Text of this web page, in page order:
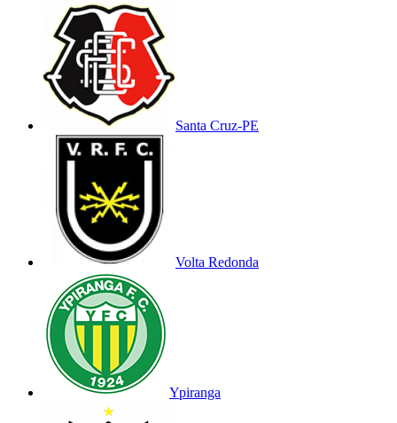
Santa Cruz-PE
Volta Redonda
Ypiranga